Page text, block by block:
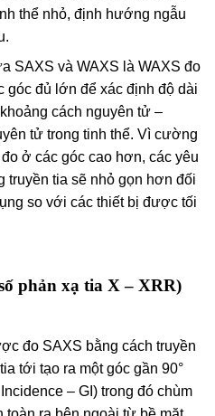
thể nhỏ, định hướng ngẫu
SAXS và WAXS là WAXS đo
góc đủ lớn để xác định độ dài
cách nguyên tử –
tử trong tinh thể. Vì cường
ở các góc cao hơn, các yêu
truyền tia sẽ nhỏ gọn hơn đối
so với các thiết bị được tối
phản xạ tia X – XRR)
đo SAXS bằng cách truyền
tới tạo ra một góc gần 90°
– GI) trong đó chùm